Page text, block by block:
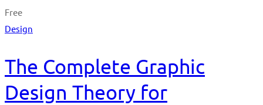
Free
Design
The Complete Graphic
Design Theory for